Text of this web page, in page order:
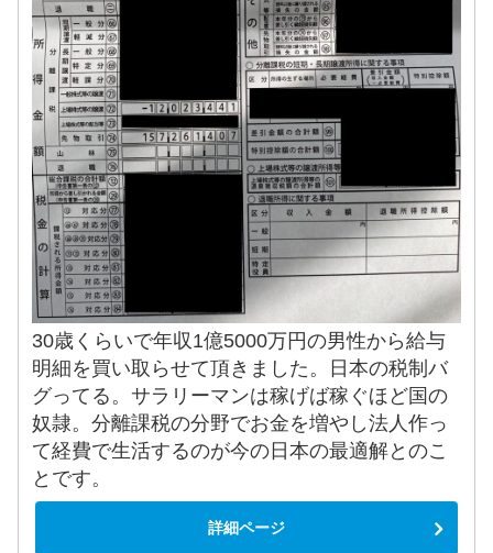
30歳くらいで年収1億5000万円の男性から給与
明細を買い取らせて頂きました。日本の税制バ
グってる。サラリーマンは稼げば稼ぐほど国の
奴隷。分離課税の分野でお金を増やし法人作っ
て経費で生活するのが今の日本の最適解とのこ
とです。
詳細ページ